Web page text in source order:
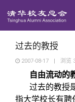
过去的教授
2007-08-17 | 浏览
自由流动的
过去的教授
指大学校长有聘